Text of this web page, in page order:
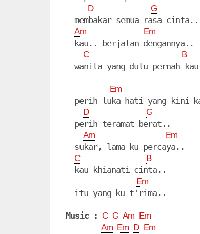
D G
  membakar semua rasa cinta..
Am Em
  kau.. berjalan dengannya..
C B
wanita yang dulu pernah kau
Em
perih luka hati yang kini
D G
  perih teramat berat..
Am Em
  sukar, lama ku percaya..
C B
  kau khianati cinta..
Em
  itu yang ku t'rima..
Music : C G Am Em
Am Em D Em